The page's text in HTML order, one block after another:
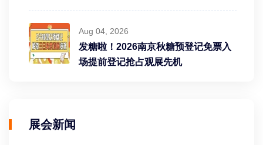
Aug 04, 2026
发糖啦！2026南京秋糖预登记免票入
场提前登记抢占观展先机
展会新闻